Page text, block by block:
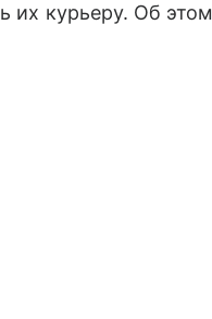
их курьеру. Об этом